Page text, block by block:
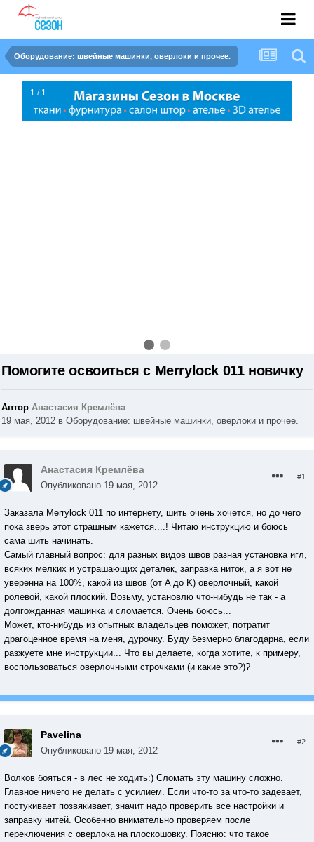
Оборудование: швейные машинки, оверлоки и прочее.
1 / 1
Помогите освоиться с Merrylock 011 новичку
Автор Анастасия Кремлёва
19 мая, 2012 в Оборудование: швейные машинки, оверлоки и прочее.
Анастасия Кремлёва
Опубликовано 19 мая, 2012
#1
Заказала Merrylock 011 по интернету, шить очень хочется, но до чего
пока зверь этот страшным кажется....! Читаю инструкцию и боюсь
сама шить начинать.
Самый главный вопрос: для разных видов швов разная установка игл,
всяких мелких и устрашающих деталек, заправка ниток, а я вот не
уверенна на 100%, какой из швов (от A до K) оверлочный, какой
ролевой, какой плоский. Возьму, установлю что-нибудь не так - а
долгожданная машинка и сломается. Очень боюсь...
Может, кто-нибудь из опытных владельцев поможет, потратит
драгоценное время на меня, дурочку. Буду безмерно благодарна, если
разжуете мне инструкции... Что вы делаете, когда хотите, к примеру,
воспользоваться оверлочными строчками (и какие это?)?
Pavelina
Опубликовано 19 мая, 2012
#2
Волков бояться - в лес не ходить:) Сломать эту машину сложно.
Главное ничего не делать с усилием. Если что-то за что-то задевает,
постукивает позвякивает, значит надо проверить все настройки и
заправку нитей. Особенно внимательно проверяем после
переключения с оверлока на плоскошовку. Поясню: что такое